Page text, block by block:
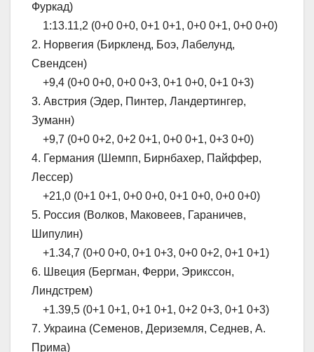
Фуркад)
1:13.11,2 (0+0 0+0, 0+1 0+1, 0+0 0+1, 0+0 0+0)
2. Норвегия (Биркленд, Боэ, Лабелунд,
Свендсен)
+9,4 (0+0 0+0, 0+0 0+3, 0+1 0+0, 0+1 0+3)
3. Австрия (Эдер, Пинтер, Ландертингер,
Зуманн)
+9,7 (0+0 0+2, 0+2 0+1, 0+0 0+1, 0+3 0+0)
4. Германия (Шемпп, Бирнбахер, Пайффер,
Лессер)
+21,0 (0+1 0+1, 0+0 0+0, 0+1 0+0, 0+0 0+0)
5. Россия (Волков, Маковеев, Гараничев,
Шипулин)
+1.34,7 (0+0 0+0, 0+1 0+3, 0+0 0+2, 0+1 0+1)
6. Швеция (Бергман, Ферри, Эрикссон,
Линдстрем)
+1.39,5 (0+1 0+1, 0+1 0+1, 0+2 0+3, 0+1 0+3)
7. Украина (Семенов, Дериземля, Седнев, А.
Прима)